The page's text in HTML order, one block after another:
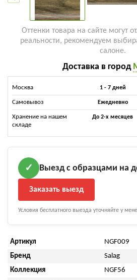
Оттенки товара на сайте могут
реальности, рекомендуем
салоне.
Доставка в город
Москва 1 - 7 дней
Самовывоз Ежедневно
Хранение на нашем
складе
До 2-х месяцев
✓ Выезд с образцами на
Заказать выезд
Условия бесплатного выезда уточняйте у
Артикул
NGF009
Бренд
Salag
Коллекция
NGF56